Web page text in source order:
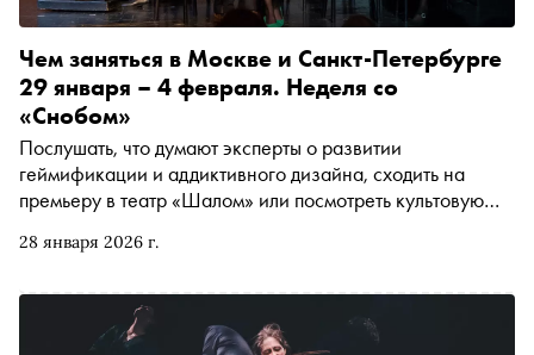
28 января 2026 г.
Чем заняться в Москве и Санкт-Петербурге
29 января – 4 февраля. Неделя со
«Снобом»
Послушать, что думают эксперты о развитии
геймификации и аддиктивного дизайна, сходить на
премьеру в театр «Шалом» или посмотреть культовую
заняться и куда сходить на ближайшей неделе